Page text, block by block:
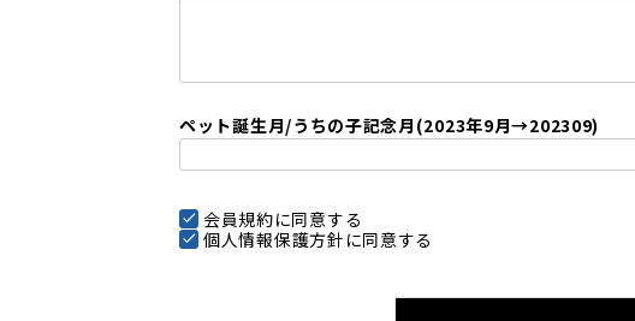
ペット誕生月/うちの子記念月(2023年9月→202309)
会員規約に同意する
個人情報保護方針 に同意する